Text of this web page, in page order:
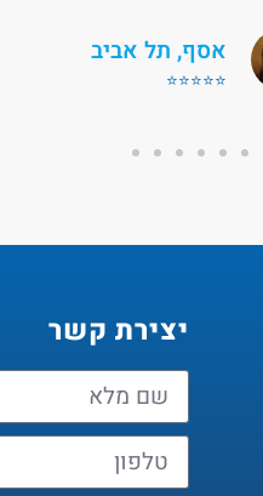
מיכל, ירושלים
⭐⭐⭐⭐⭐
יצירת קשר